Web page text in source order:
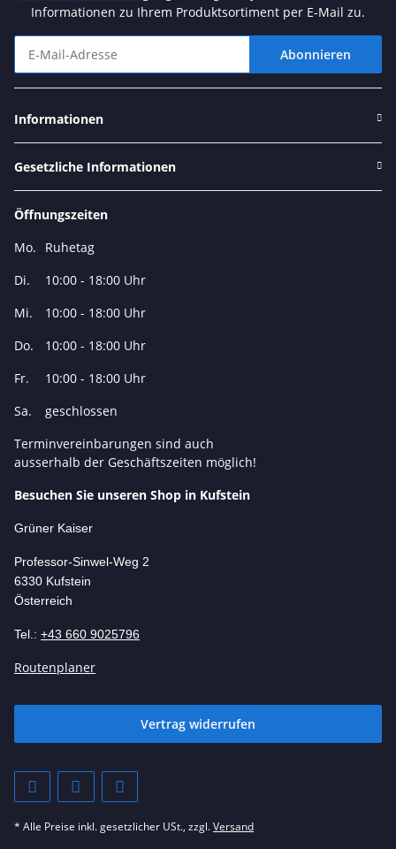
Informationen zu Ihrem Produktsortiment per E-Mail zu.
Abonnieren
Informationen
Gesetzliche Informationen
Öffnungszeiten
Mo.
Ruhetag
Di.
10:00 - 18:00 Uhr
Mi.
10:00 - 18:00 Uhr
Do.
10:00 - 18:00 Uhr
Fr.
10:00 - 18:00 Uhr
Sa.
geschlossen
Terminvereinbarungen sind auch
ausserhalb der Geschäftszeiten möglich!
Besuchen Sie unseren Shop in Kufstein
Grüner Kaiser
Professor-Sinwel-Weg 2
6330 Kufstein
Österreich
Tel.: +43 660 9025796
Routenplaner
Vertrag widerrufen
* Alle Preise inkl. gesetzlicher USt., zzgl.Versand